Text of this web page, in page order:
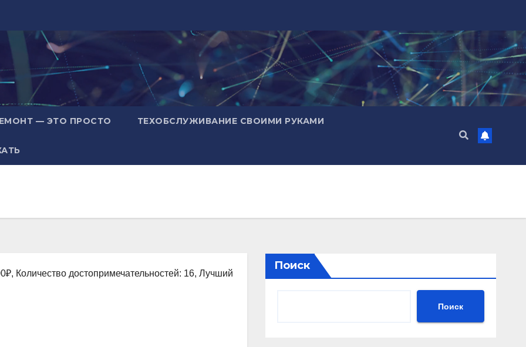
— ЭТО ПРОСТО ТЕХОБСЛУЖИВАНИЕ СВОИМИ РУКАМИ
Количество достопримечательностей: 16, Лучший
Поиск
Поиск